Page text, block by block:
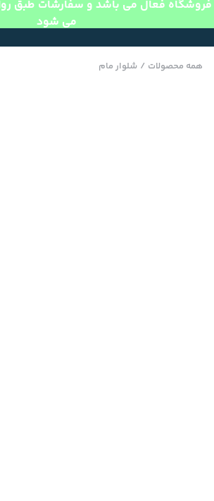
فروشگاه فعال می باشد و سفارشات طبق
می شود
همه محصولات / شلوار مام